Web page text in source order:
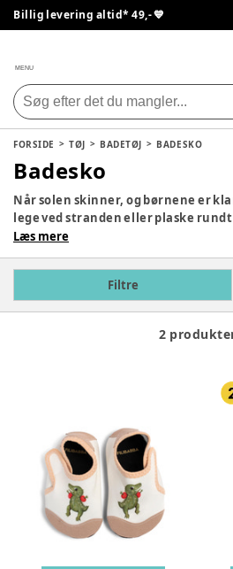
Billig levering altid* 49,- 💙
MENU
FORSIDE TØJ BADETØJ BADESKO
Badesko
Når solen skinner, og børnene er
lege ved stranden eller plaske
uundværligt tilbehør. De små sko
samtidig med at de giver dit barn
udforske, som de elsker.
Læs mere
Filtre
2